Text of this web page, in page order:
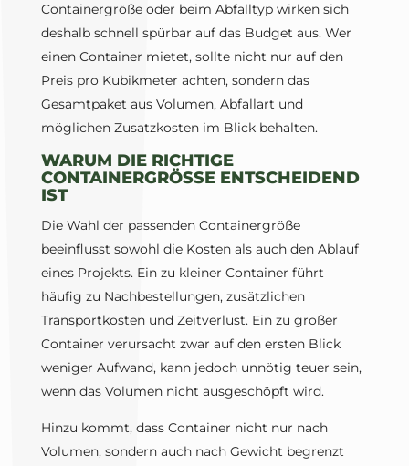
Containergröße oder beim Abfalltyp wirken sich
deshalb schnell spürbar auf das Budget aus. Wer
einen Container mietet, sollte nicht nur auf den
Preis pro Kubikmeter achten, sondern das
Gesamtpaket aus Volumen, Abfallart und
möglichen Zusatzkosten im Blick behalten.
WARUM DIE RICHTIGE
CONTAINERGRÖSSE ENTSCHEIDEND I
ST
Die Wahl der passenden Containergröße
beeinflusst sowohl die Kosten als auch den Ablauf
eines Projekts. Ein zu kleiner Container führt
häufig zu Nachbestellungen, zusätzlichen
Transportkosten und Zeitverlust. Ein zu großer
Container verursacht zwar auf den ersten Blick
weniger Aufwand, kann jedoch unnötig teuer sein,
wenn das Volumen nicht ausgeschöpft wird.
Hinzu kommt, dass Container nicht nur nach
Volumen, sondern auch nach Gewicht begrenzt